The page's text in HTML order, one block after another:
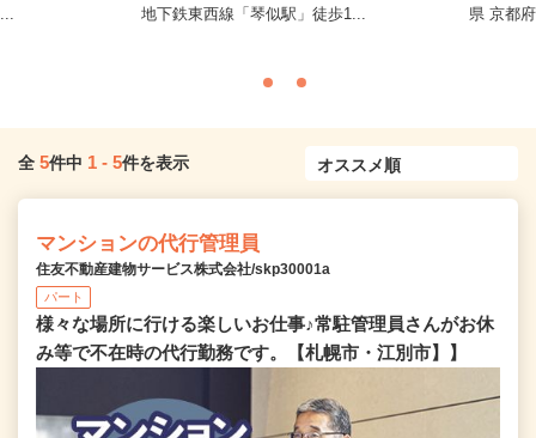
地下鉄東西線「琴似駅」徒歩1...
県 京都
全 5件中 1 - 5件を表示
マンションの代行管理員
住友不動産建物サービス株式会社/skp30001a
パート
様々な場所に行ける楽しいお仕事♪常駐管理員さんがお休
み等で不在時の代行勤務です。【札幌市・江別市】】